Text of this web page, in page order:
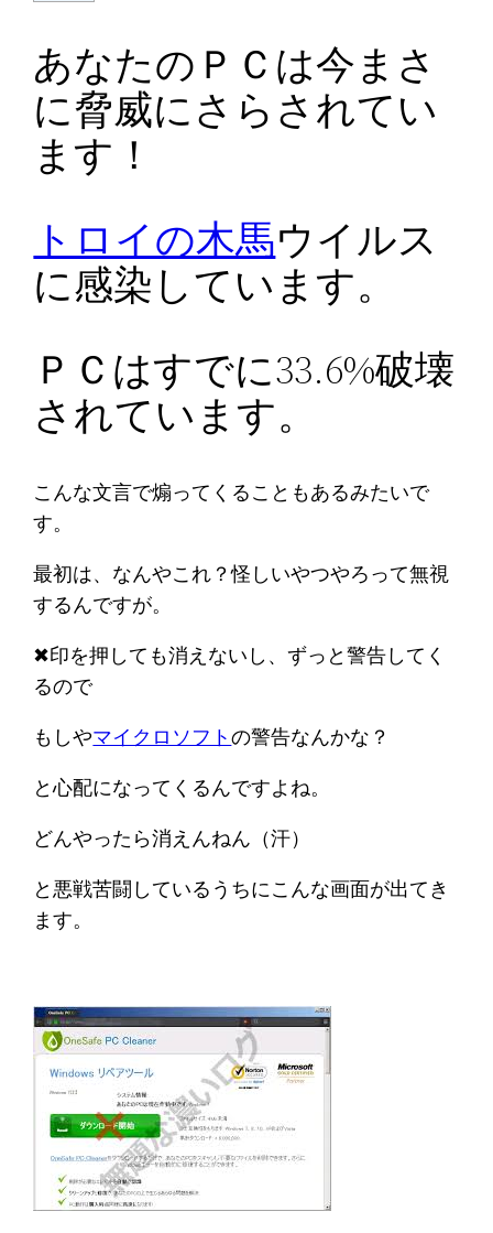
あなたのＰＣは今まさ
に脅威にさらされてい
ます！
トロイの木馬ウイルス
に感染しています。
ＰＣはすでに33.6%破壊
されています。
こんな文言で煽ってくることもあるみたいで
す。
最初は、なんやこれ？怪しいやつやろって無視
するんですが。
✖印を押しても消えないし、ずっと警告してく
るので
もしやマイクロソフトの警告なんかな？
と心配になってくるんですよね。
どんやったら消えんねん（汗）
と悪戦苦闘しているうちにこんな画面が出てき
ます。